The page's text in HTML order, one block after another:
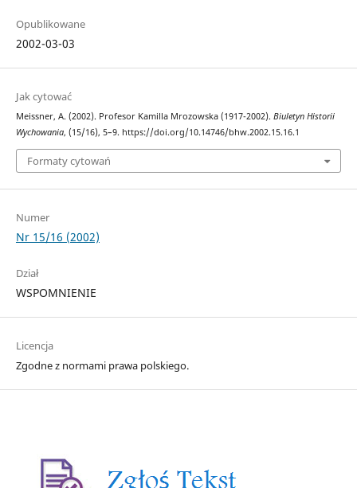
Opublikowane
2002-03-03
Jak cytować
Meissner, A. (2002). Profesor Kamilla Mrozowska (1917-2002). Biuletyn Historii
Wychowania, (15/16), 5–9. https://doi.org/10.14746/bhw.2002.15.16.1
Formaty cytowań
Numer
Nr 15/16 (2002)
Dział
WSPOMNIENIE
Licencja
Zgodne z normami prawa polskiego.